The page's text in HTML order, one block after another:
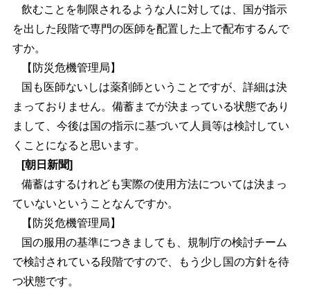
飲むことを制限されるような人に対しては、国が指示
を出した段階で専門の医師を配置した上で配布するんで
すか。
【防災危機管理局】
国も医師ないしは薬剤師ということですが、詳細は決
まっておりません。備蓄までが決まっている状態であり
まして、今後は国の指示に基づいて人員等は検討してい
くことになると思います。
[朝日新聞]
備蓄はするけれども実際の使用方法については決まっ
ていないということなんですか。
【防災危機管理局】
国の服用の基準につきましても、規制庁の検討チーム
で検討されている段階ですので、もう少し国の方針を待
つ状態です。